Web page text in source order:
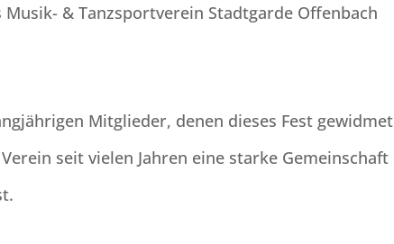
& Tanzsportverein Stadtgarde Offenbach
Mitglieder, denen dieses Fest gewidmet
seit vielen Jahren eine starke Gemeinschaft